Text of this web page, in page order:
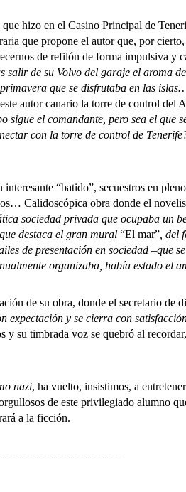
hizo en el Casino Principal de
que propone el autor que, por
de refilón de forma impulsiva y
de su Volvo del garaje el aroma
que se disfrutaba en las
autor canario la torre de control del
el comandante, pero sea el que
con la torre de control de
“batido”, secuestros en
Calidoscópica obra donde el
sociedad privada que ocupaba un
destaca el gran mural “El mar” ,
de presentación en sociedad –que
organizaba, había estado el
de su obra, donde el secretario de
expectación y se cierra con
y su timbrada voz se quebró al
nazi, ha vuelto, insistimos, a
de este privilegiado alumno
a la ficción.
– – – – – – – – – – – – – –